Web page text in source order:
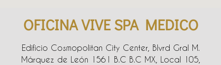
OFICINA VIVE SPA MEDICO
Edificio Cosmopolitan City Center, Blvrd Gral M.
Márquez de León 1561 B.C B.C MX, Local 105,